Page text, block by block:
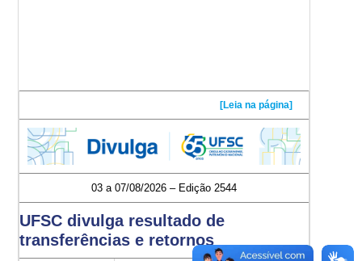
[Leia na página]
03 a 07/08/2026 – Edição 2544
UFSC divulga resultado de
transferências e retornos